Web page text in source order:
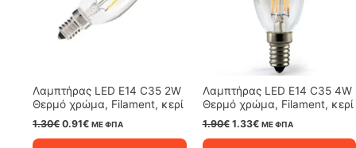
Λαμπτήρας LED E14 C35 2W
Θερμό χρώμα, Filament, κερί
1.30€ Original
0.91€ΗΜΕ ΦΠΑ
Λαμπτήρας LED E14 C35 4W
Θερμό χρώμα, Filament, κερί
1.90€ Original
1.33€ΗΜΕ ΦΠΑ